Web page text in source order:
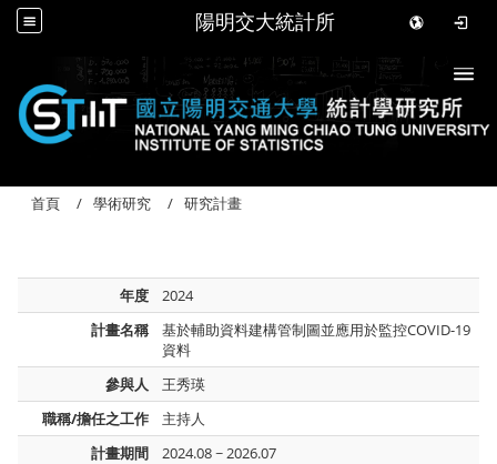
陽明交大統計所
首頁 學術研究 研究計畫
年度
2024
計畫名稱
基於輔助資料建構管制圖並應用於監控COVID-19
資料
參與人
王秀瑛
職稱/擔任之工作
主持人
計畫期間
2024.08 ~ 2026.07